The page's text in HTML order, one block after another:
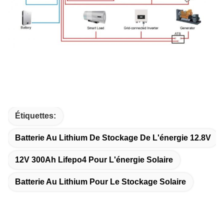
Étiquettes:
Batterie Au Lithium De Stockage De L'énergie 12.8V
12V 300Ah Lifepo4 Pour L'énergie Solaire
Batterie Au Lithium Pour Le Stockage Solaire